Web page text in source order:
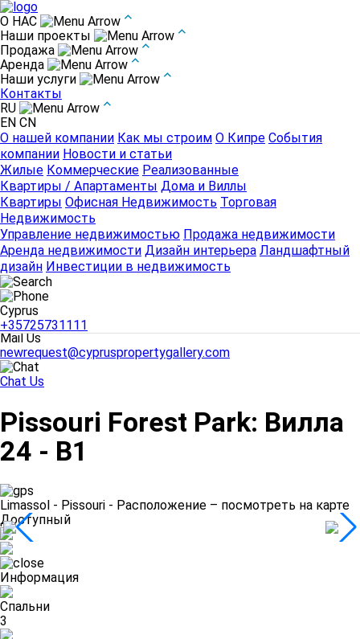
О НАС
Наши проекты
Продажа
Аренда
Наши услуги
Контакты
RU
EN CN
О нашей компании Как мы строим О Кипре События
компании Новости и статьи
Жилые Коммерческие Реализованные
Квартиры / Апартаменты Дома и Виллы
Квартиры Офисная Недвижимость Торговая
Недвижимость
Управление недвижимостью Продажа недвижимости
Аренда недвижимости Дизайн интерьера Ландшафтный
дизайн Инвестиции в недвижимость
Cyprus
+35725731111
О НАС
О нашей компании Как мы строим
компании
Наши проекты
Жилые
Продажа
Квартиры / Апартаменты Дома и Виллы
Аренда
Квартиры Офисная Недвижимость Торговая
Недвижимость
Наши услуги
Управление недвижимостью
Аренда недвижимости Дизайн интерьера Ландшафтный
дизайн Инвестиции в недвижимость
Контакты
Cyprus
+35725731111
Mail Us
newrequest@cypruspropertygallery.com
Chat Us
Pissouri Forest Park: Вилла
24 - B1
Limassol - Pissouri - Расположение – посмотреть на карте
Доступный
Информация
Спальни
3